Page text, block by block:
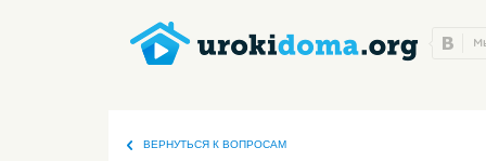
ВЕРНУТЬСЯ К ВОПРОСАМ